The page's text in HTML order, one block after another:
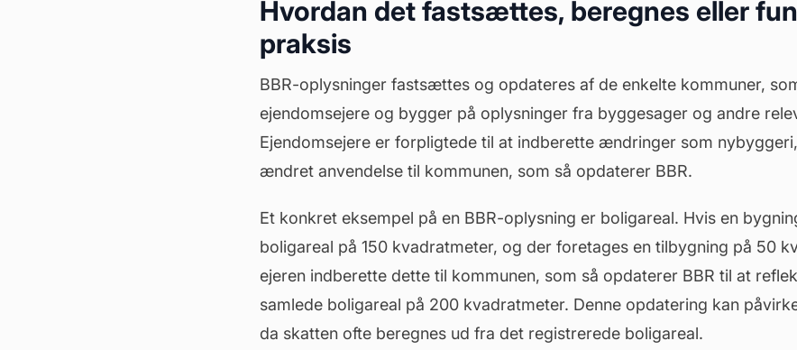
Hvordan det fastsættes, beregnes eller
praksis
BBR-oplysninger fastsættes og opdateres af de enkelte kommuner,
ejendomsejere og bygger på oplysninger fra byggesager og andre
Ejendomsejere er forpligtede til at indberette ændringer som
ændret anvendelse til kommunen, som så opdaterer BBR.
Et konkret eksempel på en BBR-oplysning er boligareal. Hvis en
boligareal på 150 kvadratmeter, og der foretages en tilbygning på 50
ejeren indberette dette til kommunen, som så opdaterer BBR til at
samlede boligareal på 200 kvadratmeter. Denne opdatering kan
da skatten ofte beregnes ud fra det registrerede boligareal.